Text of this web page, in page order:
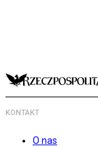
KONTAKT
O nas